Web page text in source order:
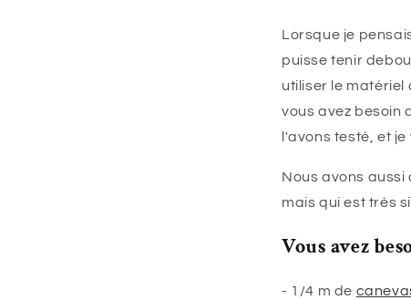
Lorsque je
puisse tenir
utiliser le matériel
vous avez besoin
l'avons testé, et
Nous avons aussi
mais qui est très
Vous avez
- 1/4 m de